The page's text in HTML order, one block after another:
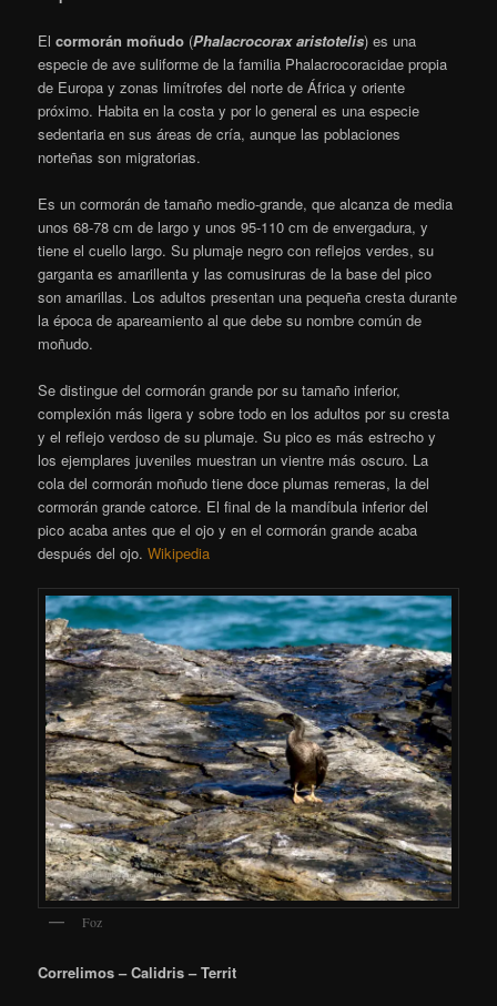
Elcormorán moñudo (Phalacrocorax aristotelis) es una
especie de ave suliforme de la familia Phalacrocoracidae propia
de Europa y zonas limítrofes del norte de África y oriente
próximo. ​ Habita en la costa y por lo general es una especie
sedentaria en sus áreas de cría, aunque las poblaciones
norteñas son migratorias.
Es un cormorán de tamaño medio-grande, que alcanza de media
unos 68-78 cm de largo y unos 95-110 cm de envergadura, y
tiene el cuello largo. Su plumaje negro con reflejos verdes, su
garganta es amarillenta y las comusiruras de la base del pico
son amarillas. Los adultos presentan una pequeña cresta durante
la época de apareamiento al que debe su nombre común de
moñudo.
Se distingue del cormorán grande por su tamaño inferior,
complexión más ligera y sobre todo en los adultos por su cresta
y el reflejo verdoso de su plumaje. Su pico es más estrecho y
los ejemplares juveniles muestran un vientre más oscuro. La
cola del cormorán moñudo tiene doce plumas remeras, la del
cormorán grande catorce. El final de la mandíbula inferior del
pico acaba antes que el ojo y en el cormorán grande acaba
después del ojo.Wikipedia
Foz
Correlimos – Calidris – Territ